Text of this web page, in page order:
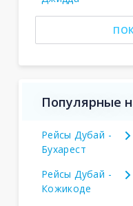
Популярные
Рейсы Дубай -
Бухарест
Рейсы Дубай -
Кожикоде